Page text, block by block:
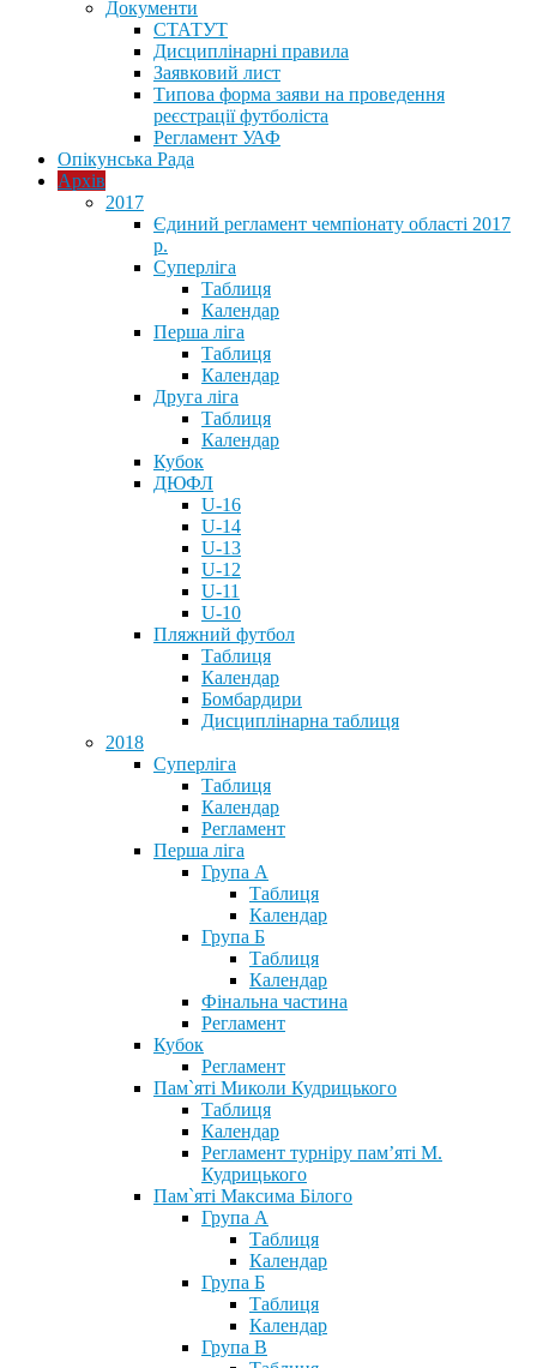
Документи
СТАТУТ
Дисциплінарні правила
Заявковий лист
Типова форма заяви на проведення
реєстрації футболіста
Регламент УАФ
Опікунська Рада
Архів
2017
Єдиний регламент чемпіонату області 2017
р.
Суперліга
Таблиця
Календар
Перша ліга
Таблиця
Календар
Друга ліга
Таблиця
Календар
Кубок
ДЮФЛ
U-16
U-14
U-13
U-12
U-11
U-10
Пляжний футбол
Таблиця
Календар
Бомбардири
Дисциплінарна таблиця
2018
Суперліга
Таблиця
Календар
Регламент
Перша ліга
Група А
Таблиця
Календар
Група Б
Таблиця
Календар
Фінальна частина
Регламент
Кубок
Регламент
Пам`яті Миколи Кудрицького
Таблиця
Календар
Регламент турніру пам’яті М.
Кудрицького
Пам`яті Максима Білого
Група А
Таблиця
Календар
Група Б
Таблиця
Календар
Група В